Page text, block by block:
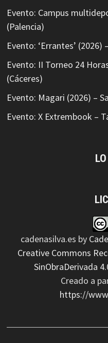
Evento: Campus
(Palencia)
Evento: ‘Errantes’ (2026)
Evento: II Torneo 24
(Cáceres)
Evento: Magari (2026) –
Evento: X Extrembook –
cadenasilva.es by
Creative Commons
SinObraDerivada
Creado a
https://